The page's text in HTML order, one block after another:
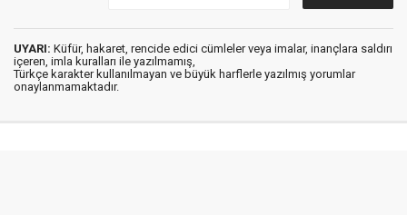
UYARI: Küfür, hakaret, rencide edici cümleler veya imalar, inançlara saldırı
içeren, imla kuralları ile yazılmamış,
Türkçe karakter kullanılmayan ve büyük harflerle yazılmış yorumlar
onaylanmamaktadır.